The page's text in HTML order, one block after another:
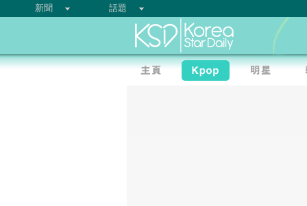
新聞 話題